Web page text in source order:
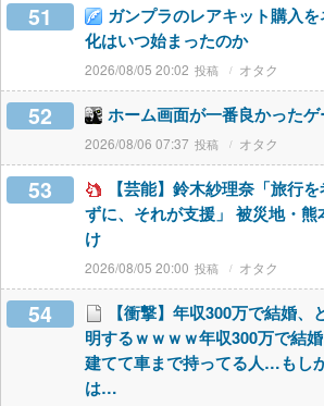
51
ガンプラのレアキット購入
化はいつ始まったのか
2026/08/05 20:02 オタク
52 ホーム画面が一番良かった
2026/08/06 07:37 オタク
53
【芸能】鈴木紗理奈「旅行
ずに、それが支援」 被災地・
け
2026/08/05 20:00 オタク
54
【衝撃】年収300万で結婚
明するｗｗｗｗ年収300万で結
建てて車まで持ってる人…もし
は…